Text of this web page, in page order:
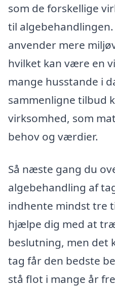
som de forskellige
til
anvender mere
hvilket kan være en
mange husstande i
sammenligne tilbud
virksomhed, som
behov og værdier.
Så næste gang du
algebehandling af
indhente mindst tre
hjælpe dig med at
beslutning, men det
tag får den bedste
stå flot i mange år